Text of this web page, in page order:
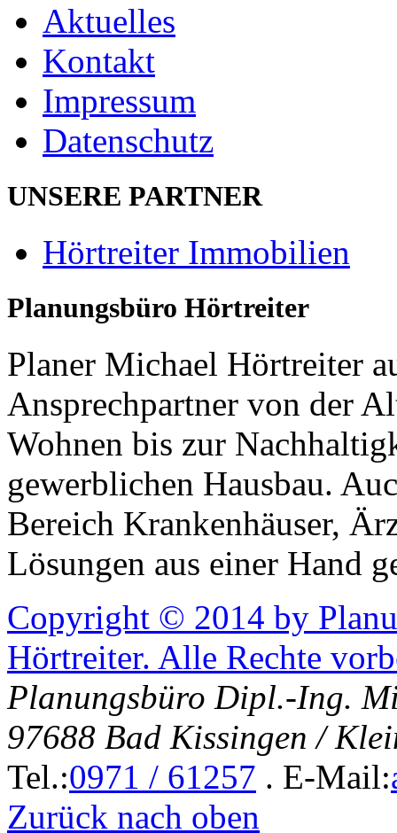
Aktuelles
Kontakt
Impressum
Datenschutz
UNSERE PARTNER
Hörtreiter Immobilien
Planungsbüro Hörtreiter
Planer Michael Hörtreiter
Ansprechpartner von der
Wohnen bis zur
gewerblichen Hausbau.
Bereich Krankenhäuser,
Lösungen aus einer Hand
Copyright © 2014 by
Hörtreiter. Alle Rechte
Planungsbüro Dipl.-Ing.
97688 Bad Kissingen /
Tel.:0971 / 61257 . E-Mail:
Zurück nach oben